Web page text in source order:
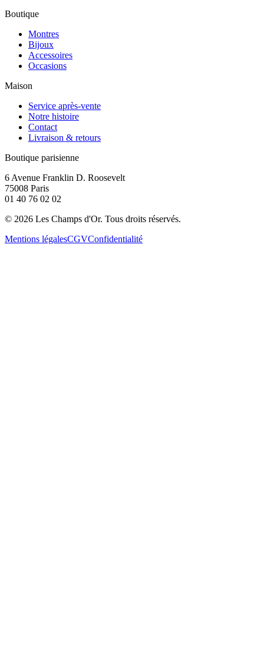
Boutique
Montres
Bijoux
Accessoires
Occasions
Maison
Service après-vente
Notre histoire
Contact
Livraison & retours
Boutique parisienne
6 Avenue Franklin D. Roosevelt
75008 Paris
01 40 76 02 02
© 2026 Les Champs d'Or. Tous droits réservés.
Mentions légalesCGVConfidentialité